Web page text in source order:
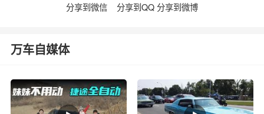
分享到微信 分享到QQ 分享到微博
万车自媒体